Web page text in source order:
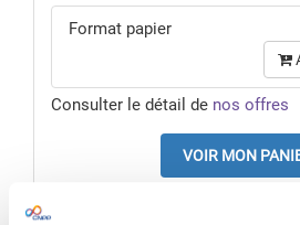
Format papier
Consulter le détail de nos offres
VOIR MON